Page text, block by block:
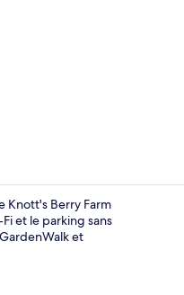
Knott's Berry Farm
et le parking sans
et